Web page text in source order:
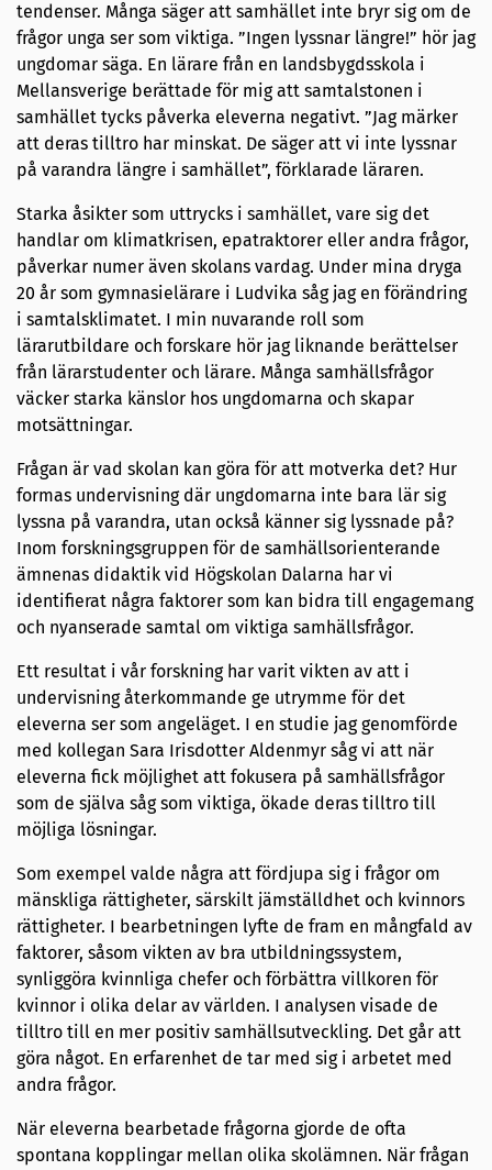
tendenser. Många säger att samhället inte bryr sig om de
frågor unga ser som viktiga. ”Ingen lyssnar längre!” hör jag
ungdomar säga. En lärare från en landsbygdsskola i
Mellansverige berättade för mig att samtalstonen i
samhället tycks påverka eleverna negativt. ”Jag märker
att deras tilltro har minskat. De säger att vi inte lyssnar
på varandra längre i samhället”, förklarade läraren.
Starka åsikter som uttrycks i samhället, vare sig det
handlar om klimatkrisen, epatraktorer eller andra frågor,
påverkar numer även skolans vardag. Under mina dryga
20 år som gymnasielärare i Ludvika såg jag en förändring
i samtalsklimatet. I min nuvarande roll som
lärarutbildare och forskare hör jag liknande berättelser
från lärarstudenter och lärare. Många samhällsfrågor
väcker starka känslor hos ungdomarna och skapar
motsättningar.
Frågan är vad skolan kan göra för att motverka det? Hur
formas undervisning där ungdomarna inte bara lär sig
lyssna på varandra, utan också känner sig lyssnade på?
Inom forskningsgruppen för de samhällsorienterande
ämnenas didaktik vid Högskolan Dalarna har vi
identifierat några faktorer som kan bidra till engagemang
och nyanserade samtal om viktiga samhällsfrågor.
Ett resultat i vår forskning har varit vikten av att i
undervisning återkommande ge utrymme för det
eleverna ser som angeläget. I en studie jag genomförde
med kollegan Sara Irisdotter Aldenmyr såg vi att när
eleverna fick möjlighet att fokusera på samhällsfrågor
som de själva såg som viktiga, ökade deras tilltro till
möjliga lösningar.
Som exempel valde några att fördjupa sig i frågor om
mänskliga rättigheter, särskilt jämställdhet och kvinnors
rättigheter. I bearbetningen lyfte de fram en mångfald av
faktorer, såsom vikten av bra utbildningssystem,
synliggöra kvinnliga chefer och förbättra villkoren för
kvinnor i olika delar av världen. I analysen visade de
tilltro till en mer positiv samhällsutveckling. Det går att
göra något. En erfarenhet de tar med sig i arbetet med
andra frågor.
När eleverna bearbetade frågorna gjorde de ofta
spontana kopplingar mellan olika skolämnen. När frågan